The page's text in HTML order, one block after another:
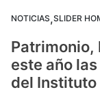
NOTICIAS,SLIDER
Patrimonio,
este año
del